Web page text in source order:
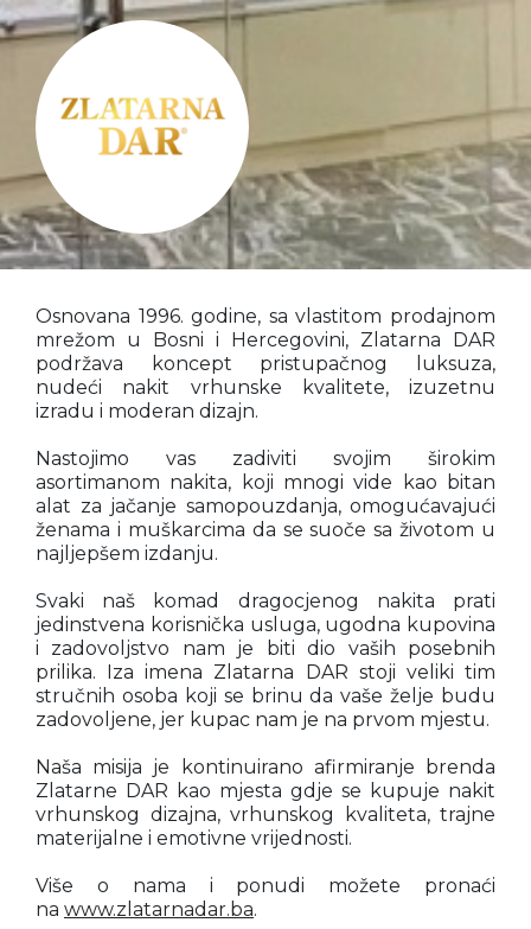
Osnovana 1996. godine, sa vlastitom prodajnom
mrežom u Bosni i Hercegovini, Zlatarna DAR
podržava koncept pristupačnog luksuza,
nudeći nakit vrhunske kvalitete, izuzetnu
izradu i moderan dizajn.
Nastojimo vas zadiviti svojim širokim
asortimanom nakita, koji mnogi vide kao bitan
alat za jačanje samopouzdanja, omogućavajući
ženama i muškarcima da se suoče sa životom u
najljepšem izdanju.
Svaki naš komad dragocjenog nakita prati
jedinstvena korisnička usluga, ugodna kupovina
i zadovoljstvo nam je biti dio vaših posebnih
prilika. Iza imena Zlatarna DAR stoji veliki tim
stručnih osoba koji se brinu da vaše želje budu
zadovoljene, jer kupac nam je na prvom mjestu.
Naša misija je kontinuirano afirmiranje brenda
Zlatarne DAR kao mjesta gdje se kupuje nakit
vrhunskog dizajna, vrhunskog kvaliteta, trajne
materijalne i emotivne vrijednosti.
Više o nama i ponudi možete pronaći
na www.zlatarnadar.ba.